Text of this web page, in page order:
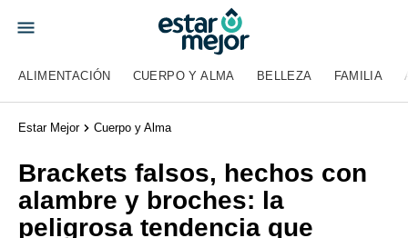
ALIMENTACIÓN CUERPO Y ALMA BELLEZA FAMILIA
Estar Mejor Cuerpo y Alma
Brackets falsos, hechos con
alambre y broches: la
peligrosa tendencia que